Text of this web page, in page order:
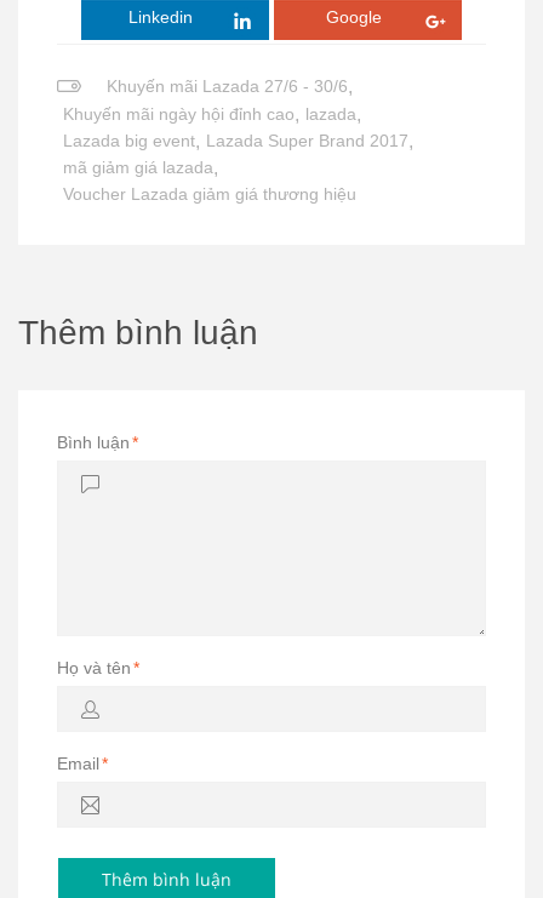
Linkedin Google
Khuyến mãi Lazada 27/6 - 30/6,
Khuyến mãi ngày hội đỉnh cao, lazada,
Lazada big event, Lazada Super Brand 2017,
mã giảm giá lazada,
Voucher Lazada giảm giá thương hiệu
Thêm bình luận
Bình luận*
Họ và tên*
Email*